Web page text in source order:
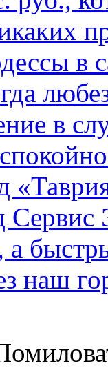
в
в
а
наш